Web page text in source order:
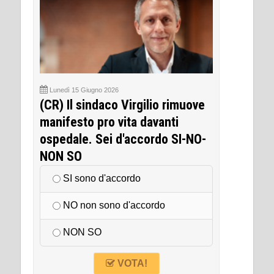
Lunedì 15 Giugno 2026
(CR) Il sindaco Virgilio rimuove
manifesto pro vita davanti
ospedale. Sei d'accordo SI-NO-
NON SO
SI sono d'accordo
NO non sono d'accordo
NON SO
VOTA!